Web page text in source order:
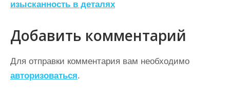
а
ц
и
я
изысканность в деталях
Добавить комментарий
Для отправки комментария вам необходимо
авторизоваться.